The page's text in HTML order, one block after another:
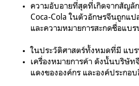
ความอับอายที่สุดที่เกิดจากสัญ
Coca-Cola ในตัวอักษรจีนถูกแ
และความหมายการสะกดชื่อแบร
ในประวัติศาสตร์ทั้งหมดที่มี แบร
เครื่องหมายการค้า ดังนั้นบริษั
แดงขององค์กร และองค์ประกอ